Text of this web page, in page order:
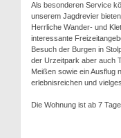
Als besonderen Service
unserem Jagdrevier bieten.
Herrliche Wander- und
interessante
Besuch der Burgen in
der Urzeitpark aber auch
Meißen sowie ein Ausflug
erlebnisreichen und
Die Wohnung ist ab 7